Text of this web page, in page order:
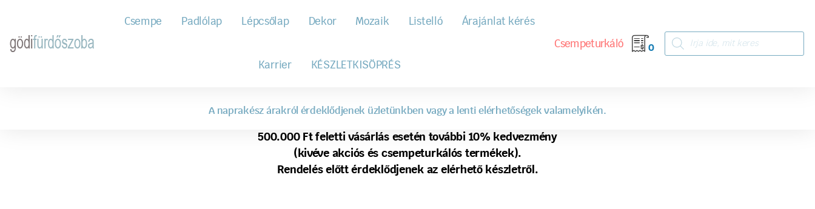
Csempe Padlólap Lépcsőlap Dekor Mozaik Listelló Árajánlat kérés
Karrier KÉSZLETKISÖPRÉS
Csempeturkáló 0
A naprakész árakról érdeklődjenek üzletünkben vagy a lenti elérhetőségek valamelyikén.
500.000 Ft feletti vásárlás esetén további 10% kedvezmény
(kivéve akciós és csempeturkálós termékek).
Rendelés előtt érdeklődjenek az elérhető készletről.